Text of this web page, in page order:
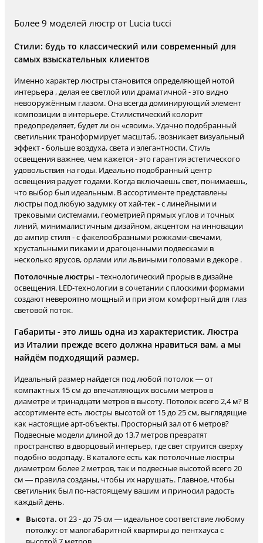
Более 9 моделей люстр от Lucia tucci
Стили: будь то классический или современный для
самых взыскательных клиентов
Именно характер люстры становится определяющей нотой
интерьера , делая ее светлой или драматичной - это видно
невооружённым глазом. Она всегда доминирующий элемент
композиции в интерьере. Стилистический колорит
предопределяет, будет ли он «своим». Удачно подобранный
светильник трансформирует масштаб, :возникает визуальный
эффект - больше воздуха, света и элегантности. Стиль
освещения важнее, чем кажется - это гарантия эстетического
удовольствия на годы. Идеально подобранный центр
освещения радует годами. Когда включаешь свет, понимаешь,
что выбор был идеальным. В ассортименте представлены
люстры под любую задумку от хай-тек - с линейными и
трековыми системами, геометрией прямых углов и точных
линий, минималистичным дизайном, акцентом на инновации
до ампир стиля - с факелообразными рожками-свечами,
хрустальными пиками и драгоценными подвесками в
несколько ярусов, орлами или львиными головами в декоре .
Потолочные люстры - технологический прорыв в дизайне
освещения. LED-технологии в сочетании с плоскими формами
создают невероятно мощный и при этом комфортный для глаз
световой поток.
Габариты - это лишь одна из характеристик. Люстра
из Италии прежде всего должна нравиться вам, а мы
найдём подходящий размер.
Идеальный размер найдется под любой потолок — от
компактных 15 см до впечатляющих восьми метров в
диаметре и тринадцати метров в высоту. Потолок всего 2,4 м? В
ассортименте есть люстры высотой от 15 до 25 см, выглядящие
как настоящие арт-объекты. Просторный зал от 6 метров?
Подвесные модели длиной до 13,7 метров превратят
пространство в дворцовый интерьер, где свет струится сверху
подобно водопаду. В каталоге есть как потолочные люстры
диаметром более 2 метров, так и подвесные высотой всего 20
см — правила созданы, чтобы их нарушать. Главное, чтобы
светильник был по-настоящему вашим и приносил радость
каждый день.
Высота. от 23 - до 75 см — идеальное соответствие любому
потолку: от малогабаритной квартиры до пентхауса с